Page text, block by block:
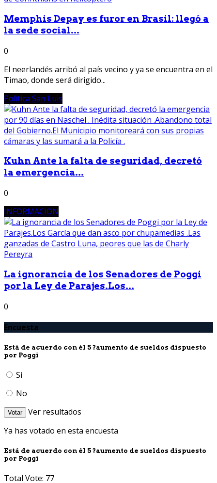
Memphis Depay es furor en Brasil: llegó a
la sede social...
0
El neerlandés arribó al país vecino y ya se encuentra en el
Timao, donde será dirigido...
Política San Luis
Kuhn Ante la falta de seguridad, decretó
la emergencia...
0
INFORMACION
La ignorancia de los Senadores de Poggi
por la Ley de Parajes.Los...
0
Encuesta
Está de acuerdo con él 5 ?aumento de sueldos dispuesto
por Poggi
Si
No
Votar
Ver resultados
Ya has votado en esta encuesta
Está de acuerdo con él 5 ?aumento de sueldos dispuesto
por Poggi
Total Vote: 77